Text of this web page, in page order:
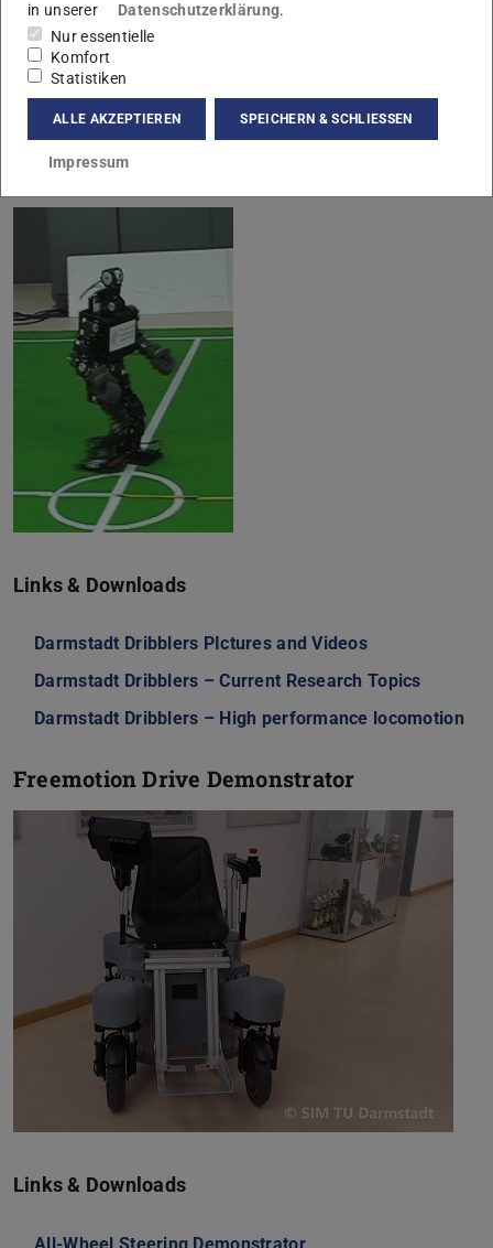
Links & Downloads
Four-Legged Robots Playing Soccer
Videos Darmstadt Dribbling Dackels
Darmstadt Dribblers
Links & Downloads
Darmstadt Dribblers PIctures and Videos
Darmstadt Dribblers – Current Research Topics
Darmstadt Dribblers – High performance locomotion
Freemotion Drive Demonstrator
Links & Downloads
in unserer
Datenschutzerklärung.
Nur essentielle
Komfort
Statistiken
ALLE AKZEPTIEREN SPEICHERN & SCHLIESSEN
Impressum